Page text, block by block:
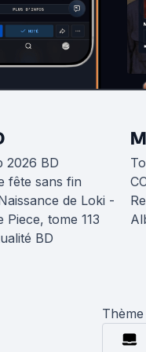
2026 BD
fête sans fin
de Loki -
Piece, tome 113
BD
Thème